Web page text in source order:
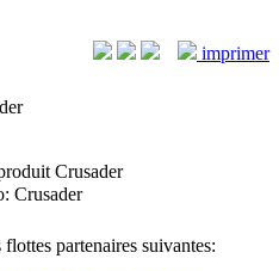
imprimer
partenaires suivantes: